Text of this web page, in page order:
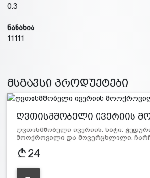
0.3
ნანახია
11111
მსგავსი პროდუქტები
ღვთისმშობელი ივერიის
ღვთისმშობელი ივერიის. ხატი:
მოოქროვილი და მოვერცხლილი.
24